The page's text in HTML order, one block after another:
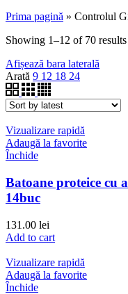
Prima pagină » Controlul
Showing 1–12 of 70 results
Afișează bara laterală
Arată 9 12 18 24
Vizualizare rapidă
Adaugă la favorite
Închide
Batoane proteice cu
14buc
131.00 lei
Add to cart
Vizualizare rapidă
Adaugă la favorite
Închide